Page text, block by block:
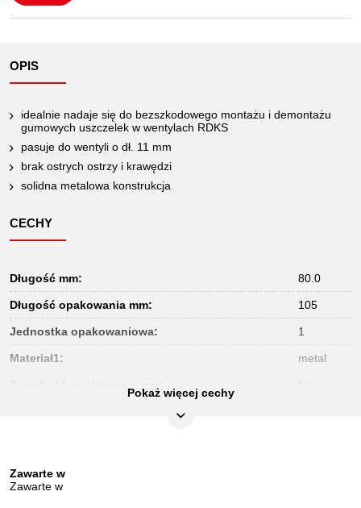
OPIS
idealnie nadaje się do bezszkodowego montażu i demontażu
gumowych uszczelek w wentylach RDKS
pasuje do wentyli o dł. 11 mm
brak ostrych ostrzy i krawędzi
solidna metalowa konstrukcja
CECHY
Długość mm: 80.0
Długość opakowania mm: 105
Jednostka opakowaniowa: 1
Materiał1: metal
Wysokość w mm:
Pokaż więcej cechy
Zawarte w
Zawarte w